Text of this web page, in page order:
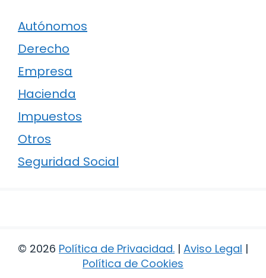
Autónomos
Derecho
Empresa
Hacienda
Impuestos
Otros
Seguridad Social
© 2026 Política de Privacidad. | Aviso Legal |
Política de Cookies